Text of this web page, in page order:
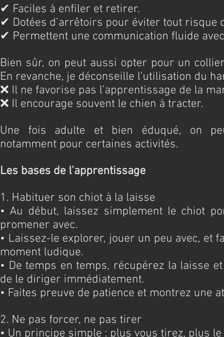
✔ Faciles à enfiler et retirer.
✔ Dotées d’arrêtoirs pour éviter tout risque
✔ Permettent une communication fluide
Bien sûr, on peut aussi opter pour un
En revanche, je déconseille l’utilisation du
❌ Il ne favorise pas l’apprentissage de la
❌ Il encourage souvent le chien à tracter.
Une fois adulte et bien éduqué, on
notamment pour certaines activités.
Les bases de l’apprentissage
1. Habituer son chiot à la laisse
• Au début, laissez simplement le chiot
promener avec.
• Laissez-le explorer, jouer un peu avec, et
moment ludique.
• De temps en temps, récupérez la laisse
de le diriger immédiatement.
• Faites preuve de patience et montrez une
2. Ne pas forcer, ne pas tirer
• Un principe simple : plus vous tirez, plus